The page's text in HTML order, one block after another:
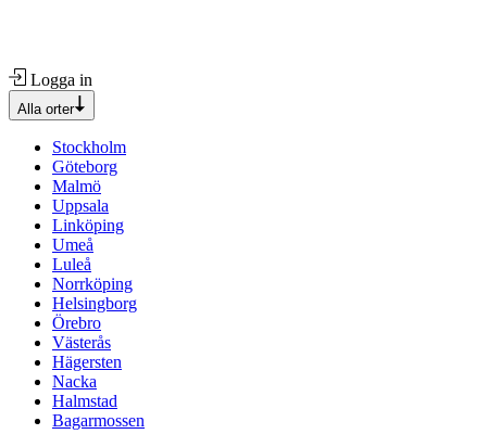
Logga in
Alla orter
Stockholm
Göteborg
Malmö
Uppsala
Linköping
Umeå
Luleå
Norrköping
Helsingborg
Örebro
Västerås
Hägersten
Nacka
Halmstad
Bagarmossen